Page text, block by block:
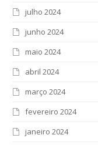
julho 2024
junho 2024
maio 2024
abril 2024
março 2024
fevereiro 2024
janeiro 2024